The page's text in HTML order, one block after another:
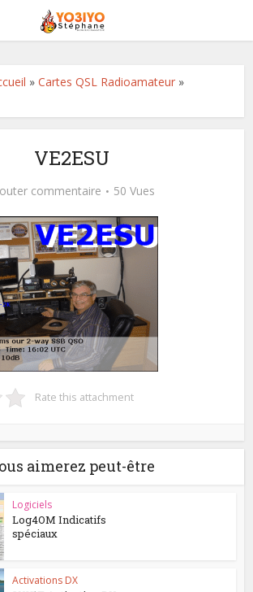
»Cartes QSL Radioamateur »
VE2ESU
commentaire 50 Vues
Rate this attachment
aimerez peut-être
Logiciels
Log4OM Indicatifs
spéciaux
Activations DX